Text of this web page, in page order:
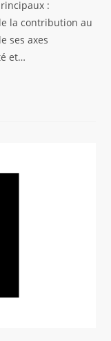
:
la contribution au
ses axes
et…